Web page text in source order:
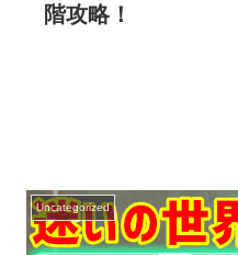
階攻略！
Uncategorized